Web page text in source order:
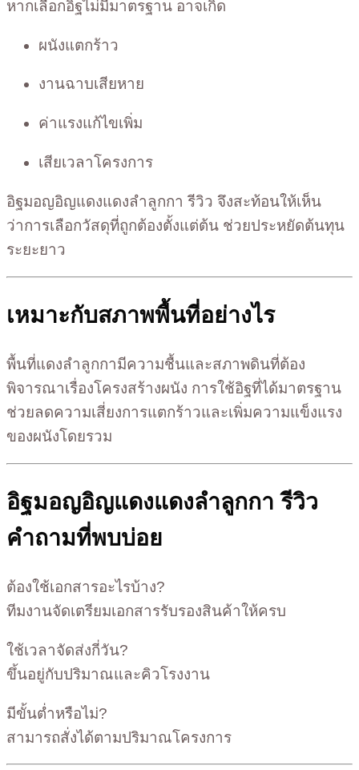
หากเลือกอิฐไม่มีมาตรฐาน อาจเกิด
ผนังแตกร้าว
งานฉาบเสียหาย
ค่าแรงแก้ไขเพิ่ม
เสียเวลาโครงการ
อิฐมอญอิญแดงแดงลำลูกกา รีวิว จึงสะท้อนให้เห็น
ว่าการเลือกวัสดุที่ถูกต้องตั้งแต่ต้น ช่วยประหยัดต้นทุน
ระยะยาว
เหมาะกับสภาพพื้นที่อย่างไร
พื้นที่แดงลำลูกกามีความชื้นและสภาพดินที่ต้อง
พิจารณาเรื่องโครงสร้างผนัง การใช้อิฐที่ได้มาตรฐาน
ช่วยลดความเสี่ยงการแตกร้าวและเพิ่มความแข็งแรง
ของผนังโดยรวม
อิฐมอญอิญแดงแดงลำลูกกา รีวิว
คำถามที่พบบ่อย
ต้องใช้เอกสารอะไรบ้าง?
ทีมงานจัดเตรียมเอกสารรับรองสินค้าให้ครบ
ใช้เวลาจัดส่งกี่วัน?
ขึ้นอยู่กับปริมาณและคิวโรงงาน
มีขั้นต่ำหรือไม่?
สามารถสั่งได้ตามปริมาณโครงการ